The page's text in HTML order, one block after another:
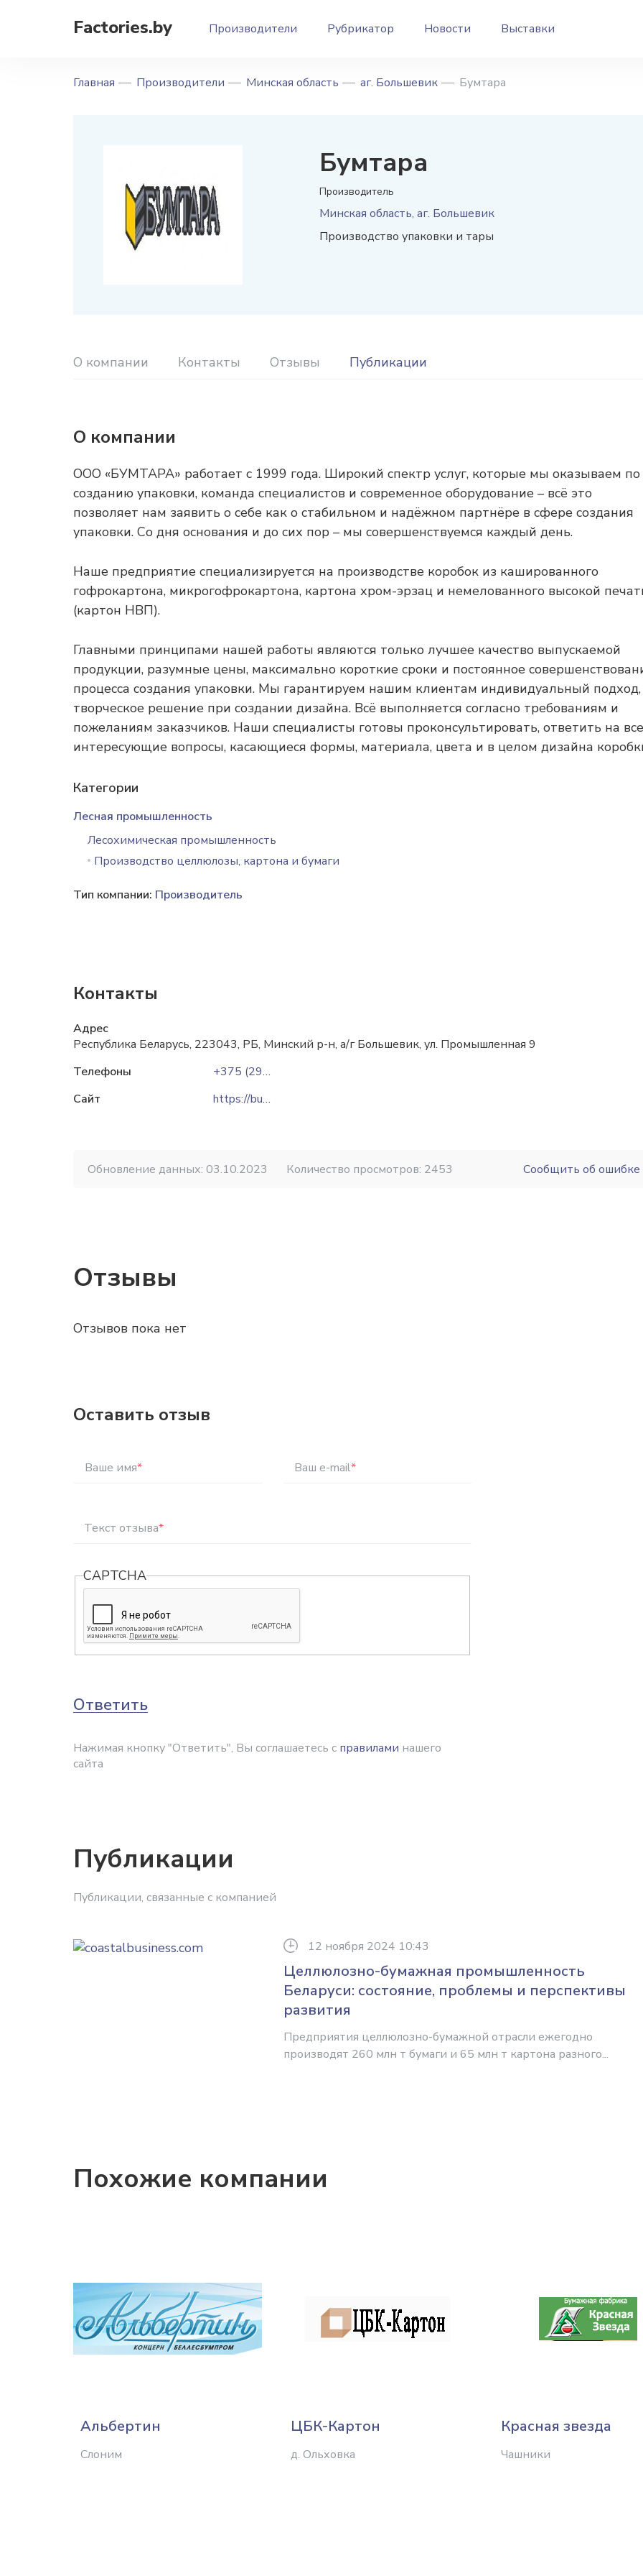
Factories.by Производители Рубрикатор Новости Выставки
Главная Производители Минская область аг. Большевик Бумтара
Бумтара
Производитель
Минская область, аг. Большевик
Производство упаковки и тары
О компании Контакты Отзывы Публикации
О компании
ООО «БУМТАРА» работает с 1999 года. Широкий спектр услуг, которые мы оказываем по
созданию упаковки, команда специалистов и современное оборудование – всё это
позволяет нам заявить о себе как о стабильном и надёжном партнёре в сфере создания
упаковки. Со дня основания и до сих пор – мы совершенствуемся каждый день.
Наше предприятие специализируется на производстве коробок из кашированного
гофрокартона, микрогофрокартона, картона хром-эрзац и немелованного высокой
(картон НВП).
Главными принципами нашей работы являются только лучшее качество выпускаемой
продукции, разумные цены, максимально короткие сроки и постоянное
процесса создания упаковки. Мы гарантируем нашим клиентам индивидуальный подход,
творческое решение при создании дизайна. Всё выполняется согласно требованиям и
пожеланиям заказчиков. Наши специалисты готовы проконсультировать, ответить на все
интересующие вопросы, касающиеся формы, материала, цвета и в целом дизайна
Категории
Лесная промышленность
Лесохимическая промышленность
Производство целлюлозы, картона и бумаги
Тип компании: Производитель
Контакты
Адрес
Республика Беларусь, 223043, РБ, Минский р-н, а/г Большевик, ул. Промышленная 9
Телефоны
+375 (29) 676-89-67
Сайт
https://bumtara.by
Обновление данных: 03.10.2023 Количество просмотров: 2453 Сообщить об ошибке
Отзывы
Отзывов пока нет
Оставить отзыв
Ваше имя* Ваш e-mail*
Текст отзыва*
CAPTCHA
Ответить
Нажимая кнопку "Ответить", Вы соглашаетесь с правилами нашего
сайта
Публикации
Публикации, связанные с компанией
12 ноября 2024 10:43
Целлюлозно-бумажная промышленность
Беларуси: состояние, проблемы и перспективы
развития
Предприятия целлюлозно-бумажной отрасли ежегодно
производят 260 млн т бумаги и 65 млн т картона разного...
Похожие компании
Альбертин
Слоним
ЦБК-Картон
д. Ольховка
Красная звезда
Чашники